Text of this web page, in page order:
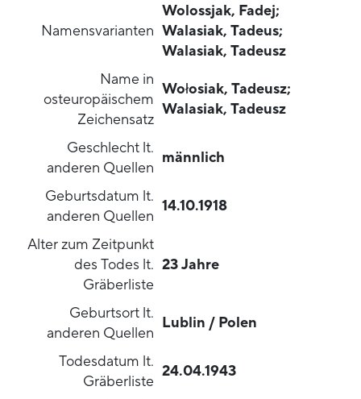
Namensvarianten
Wolossjak, Fadej;
Walasiak, Tadeus;
Walasiak, Tadeusz
Name in
osteuropäischem
Zeichensatz
Wołosiak, Tadeusz;
Walasiak, Tadeusz
Geschlecht lt.
anderen Quellen
männlich
Geburtsdatum lt.
anderen Quellen
14.10.1918
Alter zum Zeitpunkt
des Todes lt.
Gräberliste
23 Jahre
Geburtsort lt.
anderen Quellen
Lublin / Polen
Todesdatum lt.
Gräberliste
24.04.1943